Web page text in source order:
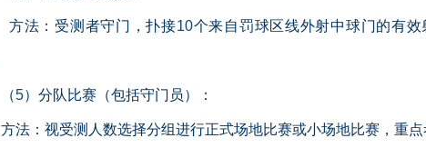
方法：受测者守门，扑接10个来自罚球区线外射中球门的有
（5）分队比赛（包括守门员）：
方法：视受测人数选择分组进行正式场地比赛或小场地比赛，重